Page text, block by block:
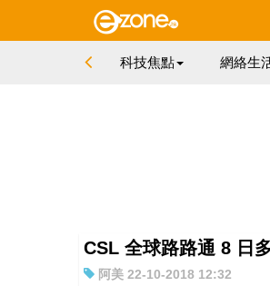
科技焦點 網絡生
CSL 全球路路通 8 日
阿美 22-10-2018 12:32